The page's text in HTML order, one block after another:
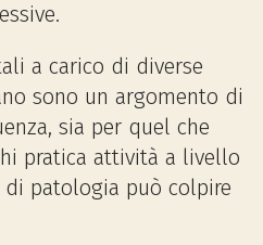
a carico di diverse
sono un argomento di
sia per quel che
pratica attività a livello
patologia può colpire